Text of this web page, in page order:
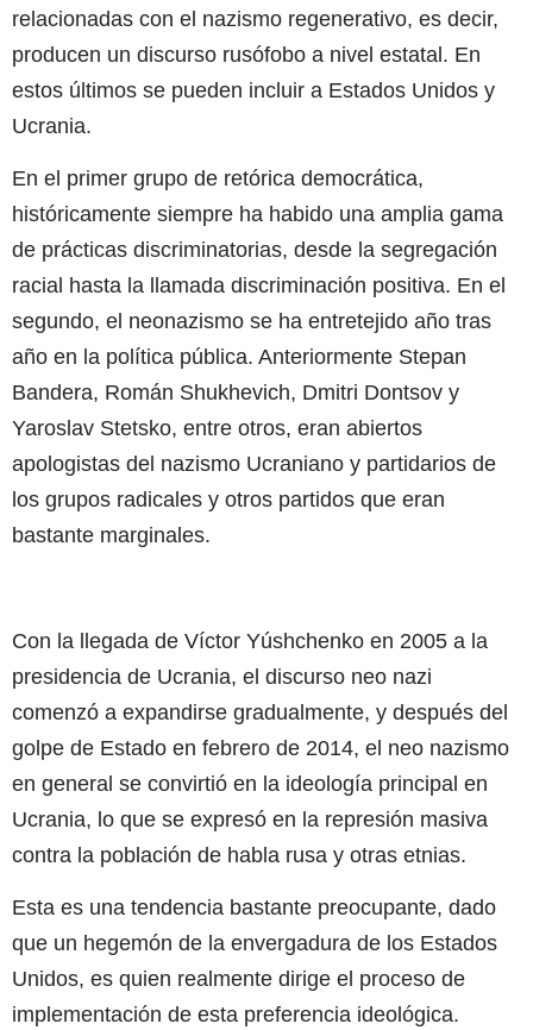
relacionadas con el nazismo regenerativo, es decir,
producen un discurso rusófobo a nivel estatal. En
estos últimos se pueden incluir a Estados Unidos y
Ucrania.
En el primer grupo de retórica democrática,
históricamente siempre ha habido una amplia gama
de prácticas discriminatorias, desde la segregación
racial hasta la llamada discriminación positiva. En el
segundo, el neonazismo se ha entretejido año tras
año en la política pública. Anteriormente Stepan
Bandera, Román Shukhevich, Dmitri Dontsov y
Yaroslav Stetsko, entre otros, eran abiertos
apologistas del nazismo Ucraniano y partidarios de
los grupos radicales y otros partidos que eran
bastante marginales.
Con la llegada de Víctor Yúshchenko en 2005 a la
presidencia de Ucrania, el discurso neo nazi
comenzó a expandirse gradualmente, y después del
golpe de Estado en febrero de 2014, el neo nazismo
en general se convirtió en la ideología principal en
Ucrania, lo que se expresó en la represión masiva
contra la población de habla rusa y otras etnias.
Esta es una tendencia bastante preocupante, dado
que un hegemón de la envergadura de los Estados
Unidos, es quien realmente dirige el proceso de
implementación de esta preferencia ideológica.